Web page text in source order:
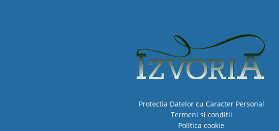
Protectia Datelor cu Caracter Personal
Termeni si conditii
Politica cookie